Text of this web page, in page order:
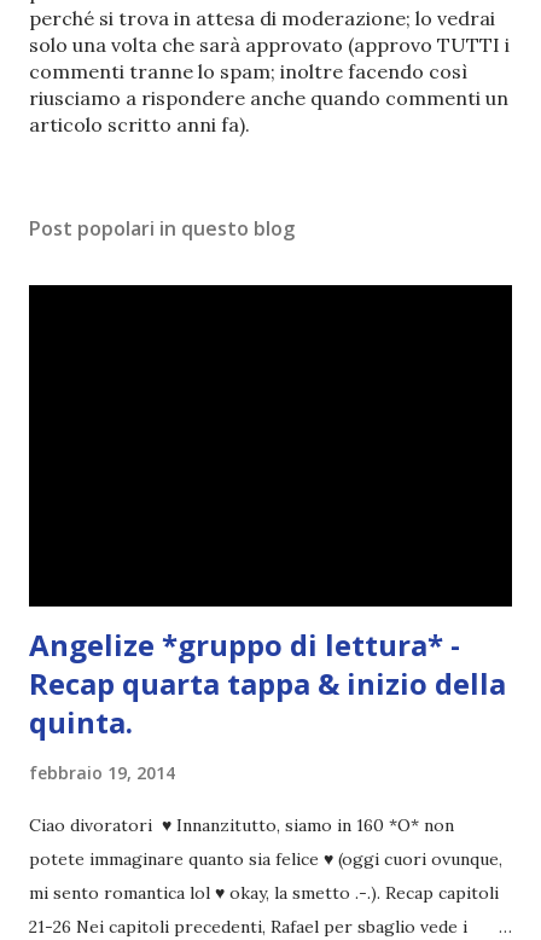
s
t
a
u
n
m
n
perché si trova in attesa di moderazione; lo vedrai
solo una volta che sarà approvato (approvo TUTTI i
commenti tranne lo spam; inoltre facendo così
riusciamo a rispondere anche quando commenti un
articolo scritto anni fa).
Post popolari in questo blog
Angelize *gruppo di lettura* -
Recap quarta tappa & inizio della
quinta.
febbraio 19, 2014
Ciao divoratori ♥ Innanzitutto, siamo in 160 *O* non
potete immaginare quanto sia felice ♥ (oggi cuori ovunque,
mi sento romantica lol ♥ okay, la smetto .-.). Recap capitoli
21-26 Nei capitoli precedenti, Rafael per sbaglio vede i